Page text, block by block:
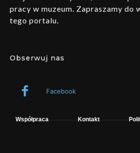
pracy w muzeum. Zapraszamy do
tego portalu.
Obserwuj nas
Facebook
Współpraca Kontakt